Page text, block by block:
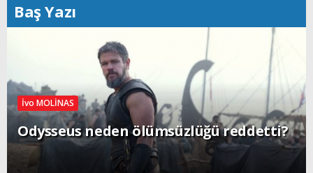
Baş Yazı
İvo MOLİNAS
Odysseus neden ölümsüzlüğü reddetti?